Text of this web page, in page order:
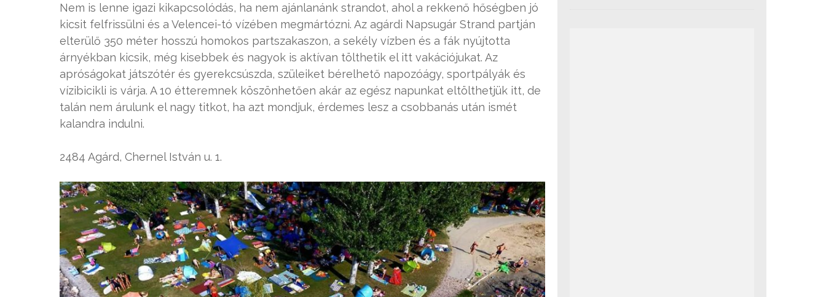
Nem is lenne igazi kikapcsolódás, ha nem ajánlanánk strandot, ahol a rekkenő hőségben jó
kicsit felfrissülni és a Velencei-tó vízében megmártózni. Az agárdi Napsugár Strand partján
elterülő 350 méter hosszú homokos partszakaszon, a sekély vízben és a fák nyújtotta
árnyékban kicsik, még kisebbek és nagyok is aktívan tölthetik el itt vakációjukat. Az
apróságokat játszótér és gyerekcsúszda, szüleiket bérelhető napozóágy, sportpályák és
vízibicikli is várja. A 10 étteremnek köszönhetően akár az egész napunkat eltölthetjük itt, de
talán nem árulunk el nagy titkot, ha azt mondjuk, érdemes lesz a csobbanás után ismét
kalandra indulni.
2484 Agárd, Chernel István u. 1.